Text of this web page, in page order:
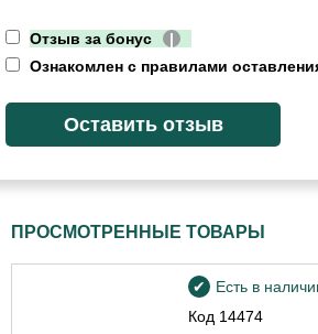
Отзыв за бонус
|
Ознакомлен с правилами
ПРОСМОТРЕННЫЕ ТОВАРЫ
Код 14474
Есть в